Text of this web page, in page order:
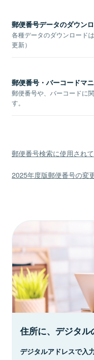
郵便番号データのダウン
各種データのダウンロード
更新）
郵便番号・バーコードマ
郵便番号や、バーコードに
す。
郵便番号検索に使用され
2025年度版郵便番号の変
住所に、デジタル
デジタルアドレスで入